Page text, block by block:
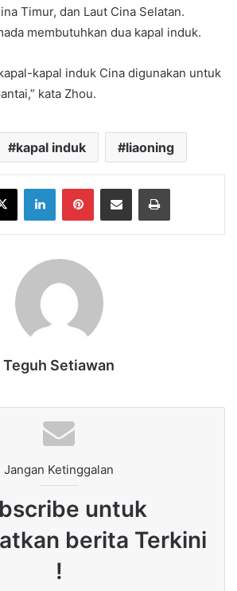
Timur, dan Laut Cina Selatan.
membutuhkan dua kapal induk.
kapal induk Cina digunakan untuk
kata Zhou.
kapal induk liaoning
X LinkedInPinterestShare via Email Print
Teguh Setiawan
Jangan Ketinggalan
untuk
berita Terkini
!